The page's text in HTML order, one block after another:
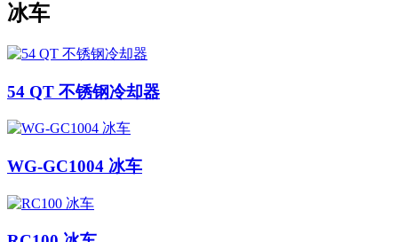
冰车
54 QT 不锈钢冷却器
WG-GC1004 冰车